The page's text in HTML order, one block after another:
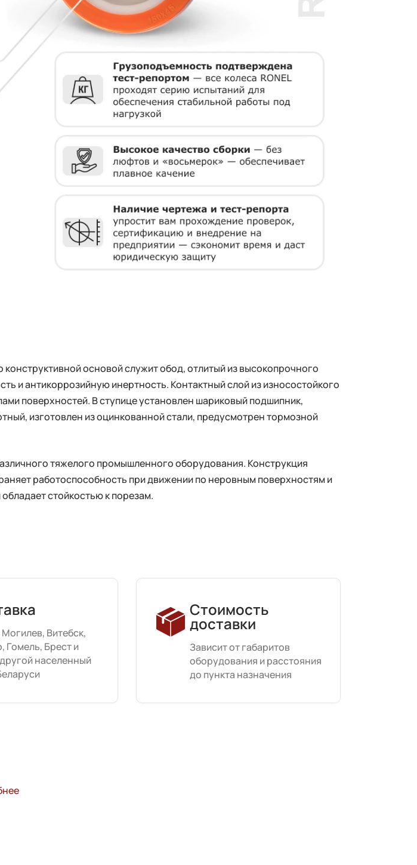
конструктивной основой служит обод, отлитый из высокопрочного
и антикоррозийную инертность. Контактный слой из износостойкого
поверхностей. В ступице установлен шариковый подшипник,
изготовлен из оцинкованной стали, предусмотрен тормозной
тяжелого промышленного оборудования. Конструкция
работоспособность при движении по неровным поверхностям и
стойкостью к порезам.
Витебск,
Гомель, Брест и
населенный
Стоимость
доставки
Зависит от габаритов
оборудования и расстояния
до пункта назначения